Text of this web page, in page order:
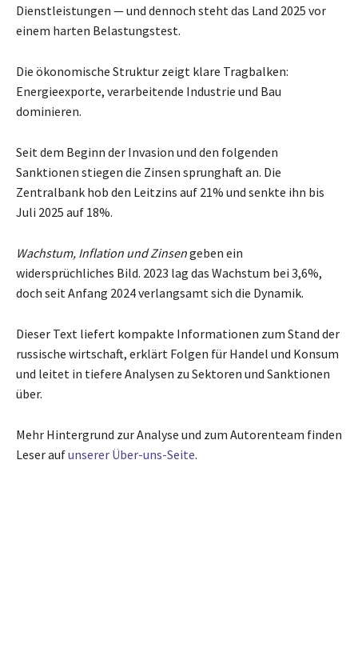
Dienstleistungen — und dennoch steht das Land 2025 vor
einem harten Belastungstest.
Die ökonomische Struktur zeigt klare Tragbalken:
Energieexporte, verarbeitende Industrie und Bau
dominieren.
Seit dem Beginn der Invasion und den folgenden
Sanktionen stiegen die Zinsen sprunghaft an. Die
Zentralbank hob den Leitzins auf 21% und senkte ihn bis
Juli 2025 auf 18%.
Wachstum, Inflation und Zinsengeben ein
widersprüchliches Bild. 2023 lag das Wachstum bei 3,6%,
doch seit Anfang 2024 verlangsamt sich die Dynamik.
Dieser Text liefert kompakte Informationen zum Stand der
russische wirtschaft, erklärt Folgen für Handel und Konsum
und leitet in tiefere Analysen zu Sektoren und Sanktionen
über.
Mehr Hintergrund zur Analyse und zum Autorenteam finden
Leser aufunserer Über-uns-Seite.